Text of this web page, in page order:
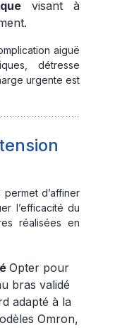
visant à
aiguë
détresse
urgente est
d’affiner
l’efficacité du
réalisées en
Opter pour
bras validé
adapté à la
Omron,